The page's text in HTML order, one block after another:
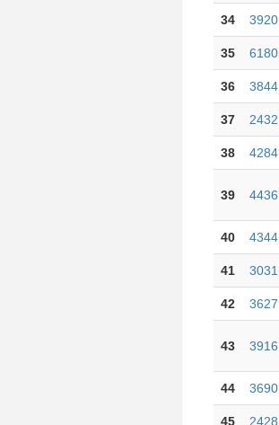
34 3920
35 6180
36 3844
37 2432
38 4284
39 4436
40 4344
41 3031
42 3627
43 3916
44 3690
45 2428